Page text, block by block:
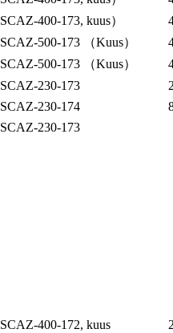
SCAZ-400-173, kuus）
SCAZ-500-173 （Kuus）
SCAZ-500-173 （Kuus）
SCAZ-230-173
SCAZ-230-174
SCAZ-230-173
SCAZ-400-172, kuus